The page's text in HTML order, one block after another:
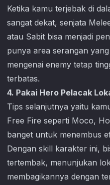
Ketika kamu terjebak di
sangat dekat, senjata
atau Sabit bisa menjadi
punya area serangan
mengenai enemy tetap
terbatas.
4. Pakai Hero Pelacak
Tips selanjutnya yaitu
Free Fire seperti Moco,
banget untuk menembus
Dengan skill karakter ini,
tertembak, menunjukan
membagikannya dengan